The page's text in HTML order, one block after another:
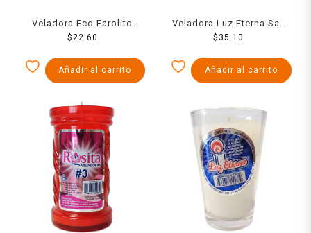
Veladora Eco Farolito
Copa Niza
$22.60
Añadir al carrito
Veladora Luz Eterna San
Judas
$ 35.10
Añadir al carrito